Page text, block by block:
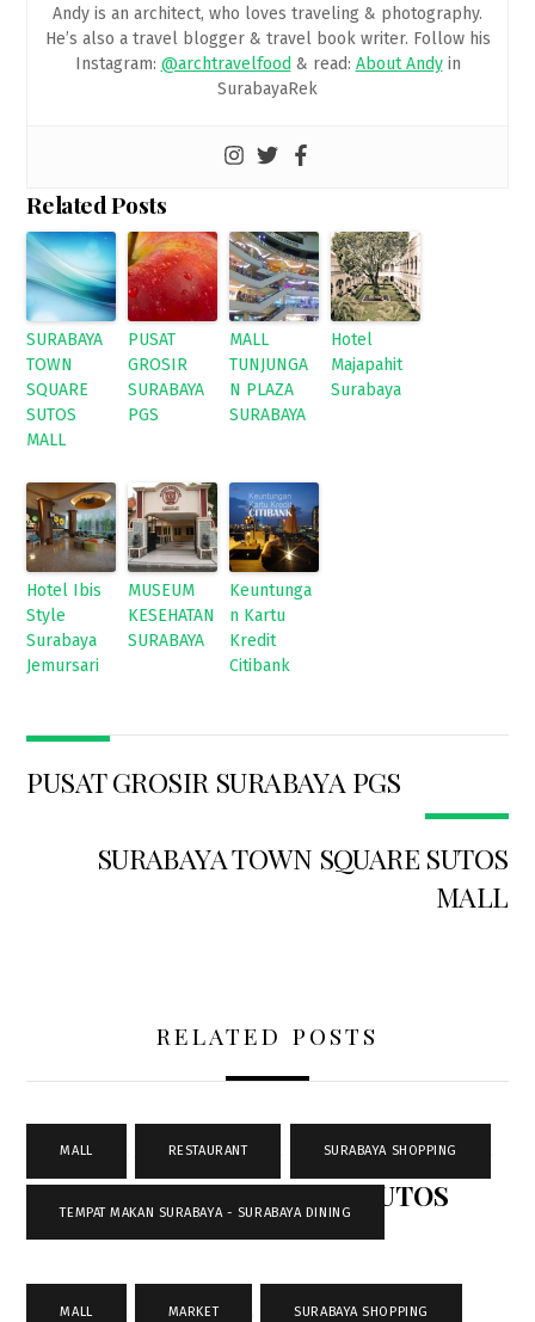
Andy is an architect, who loves traveling & photography.
He’s also a travel blogger & travel book writer. Follow his
Instagram: @archtravelfood & read: About Andyin
SurabayaRek
Related Posts
SURABAYA
TOWN
SQUARE
SUTOS
MALL
PUSAT
GROSIR
SURABAYA
PGS
MALL
TUNJUNGA
N PLAZA
SURABAYA
Hotel
Majapahit
Surabaya
Hotel Ibis
Style
Surabaya
Jemursari
MUSEUM
KESEHATAN
SURABAYA
Keuntunga
n Kartu
Kredit
Citibank
PUSAT GROSIR SURABAYA PGS
SURABAYA TOWN SQUARE SUTOS
MALL
RELATED POSTS
MALL RESTAURANT SURABAYA SHOPPING
TEMPAT MAKAN SURABAYA - SURABAYA DINING
SURABAYA TOWN SQUARE SUTOS
MALL
MALL MARKET SURABAYA SHOPPING